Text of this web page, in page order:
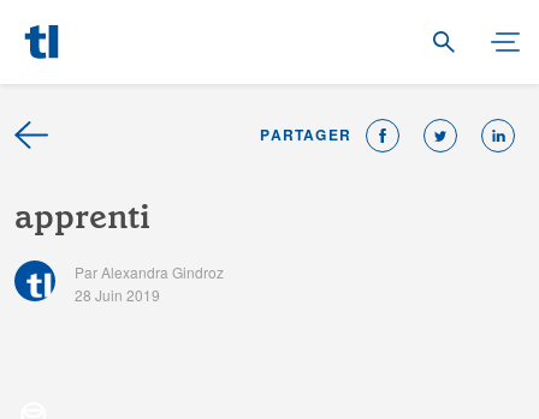
PARTAGER
apprenti
Par Alexandra Gindroz
28 Juin 2019